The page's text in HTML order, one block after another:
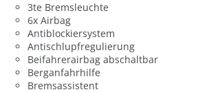
3te Bremsleuchte
6x Airbag
Antiblockiersystem
Antischlupfregulierung
Beifahrerairbag abschaltbar
Berganfahrhilfe
Bremsassistent